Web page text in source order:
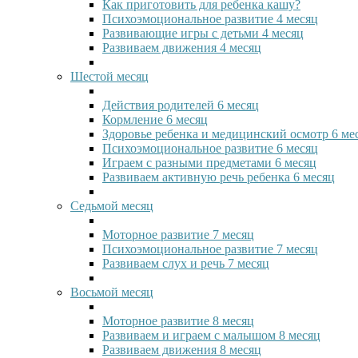
Как приготовить для ребенка кашу?
Психоэмоциональное развитие 4 месяц
Развивающие игры с детьми 4 месяц
Развиваем движения 4 месяц
Шестой месяц
Действия родителей 6 месяц
Кормление 6 месяц
Здоровье ребенка и медицинский осмотр 6
Психоэмоциональное развитие 6 месяц
Играем с разными предметами 6 месяц
Развиваем активную речь ребенка 6 месяц
Седьмой месяц
Моторное развитие 7 месяц
Психоэмоциональное развитие 7 месяц
Развиваем слух и речь 7 месяц
Восьмой месяц
Моторное развитие 8 месяц
Развиваем и играем с малышом 8 месяц
Развиваем движения 8 месяц